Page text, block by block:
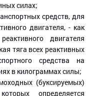
силах;
средств, для
двигателя, - как
двигателя
тяга всех реактивных
средства на
в килограммах силы;
(буксируемых)
определяется